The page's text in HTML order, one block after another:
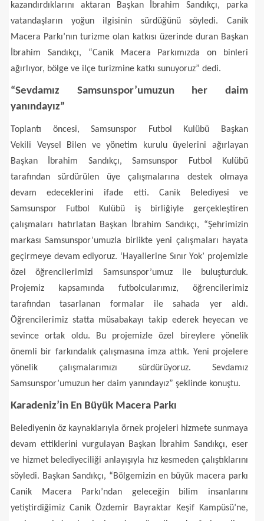
kazandırdıklarını aktaran Başkan İbrahim Sandıkçı, parka
vatandaşların yoğun ilgisinin sürdüğünü söyledi. Canik
Macera Parkı’nın turizme olan katkısı üzerinde duran Başkan
İbrahim Sandıkçı, “Canik Macera Parkımızda on binleri
ağırlıyor, bölge ve ilçe turizmine katkı sunuyoruz” dedi.
“Sevdamız Samsunspor’umuzun her daim
yanındayız”
Toplantı öncesi, Samsunspor Futbol Kulübü Başkan
Vekili Veysel Bilen ve yönetim kurulu üyelerini ağırlayan
Başkan İbrahim Sandıkçı, Samsunspor Futbol Kulübü
tarafından sürdürülen üye çalışmalarına destek olmaya
devam edeceklerini ifade etti. Canik Belediyesi ve
Samsunspor Futbol Kulübü iş birliğiyle gerçekleştiren
çalışmaları hatırlatan Başkan İbrahim Sandıkçı, “Şehrimizin
markası Samsunspor’umuzla birlikte yeni çalışmaları hayata
geçirmeye devam ediyoruz. ‘Hayallerine Sınır Yok’ projemizle
özel öğrencilerimizi Samsunspor’umuz ile buluşturduk.
Projemiz kapsamında futbolcularımız, öğrencilerimiz
tarafından tasarlanan formalar ile sahada yer aldı.
Öğrencilerimiz statta müsabakayı takip ederek heyecan ve
sevince ortak oldu. Bu projemizle özel bireylere yönelik
önemli bir farkındalık çalışmasına imza attık. Yeni projelere
yönelik çalışmalarımızı sürdürüyoruz. Sevdamız
Samsunspor’umuzun her daim yanındayız” şeklinde konuştu.
Karadeniz’in En Büyük Macera Parkı
Belediyenin öz kaynaklarıyla örnek projeleri hizmete sunmaya
devam ettiklerini vurgulayan Başkan İbrahim Sandıkçı, eser
ve hizmet belediyeciliği anlayışıyla hız kesmeden çalıştıklarını
söyledi. Başkan Sandıkçı, “Bölgemizin en büyük macera parkı
Canik Macera Parkı’ndan geleceğin bilim insanlarını
yetiştirdiğimiz Canik Özdemir Bayraktar Keşif Kampüsü’ne,